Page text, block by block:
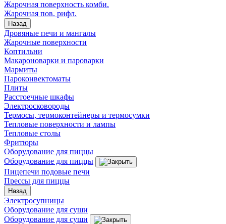
Жарочная поверхность комби.
Жарочная пов. рифл.
Назад
Дровяные печи и мангалы
Жарочные поверхности
Коптильни
Макароноварки и пароварки
Мармиты
Пароконвектоматы
Плиты
Расстоечные шкафы
Электросковороды
Термосы, термоконтейнеры и термосумки
Тепловые поверхности и лампы
Тепловые столы
Фритюры
Оборудование для пиццы
Оборудование для пиццы
Пицепечи подовые печи
Прессы для пиццы
Назад
Электросупницы
Оборудование для суши
Оборудование для суши